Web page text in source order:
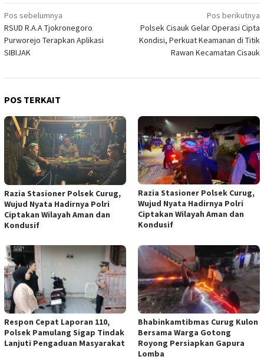
Navigasi
pos
Pos sebelumnya
RSUD R.A.A Tjokronegoro
Purworejo Terapkan Aplikasi
SIBIJAK
Pos berikutnya
Polsek Cisauk Gelar Operasi Cipta
Kondisi, Perkuat Keamanan di Titik
Rawan Kecamatan Cisauk
POS TERKAIT
Razia Stasioner Polsek Curug,
Wujud Nyata Hadirnya Polri
Ciptakan Wilayah Aman dan
Kondusif
Razia Stasioner Polsek Curug,
Wujud Nyata Hadirnya Polri
Ciptakan Wilayah Aman dan
Kondusif
Respon Cepat Laporan 110,
Polsek Pamulang Sigap Tindak
Lanjuti Pengaduan Masyarakat
Bhabinkamtibmas Curug Kulon
Bersama Warga Gotong
Royong Persiapkan Gapura
Lomba